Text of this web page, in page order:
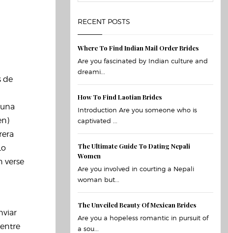
de
verse
RECENT POSTS
Where To Find Indian Mail Order Brides
Are you fascinated by Indian culture and
dreami...
How To Find Laotian Brides
Introduction Are you someone who is
captivated ...
The Ultimate Guide To Dating Nepali
Women
Are you involved in courting a Nepali
woman but...
The Unveiled Beauty Of Mexican Brides
Are you a hopeless romantic in pursuit of
a sou...